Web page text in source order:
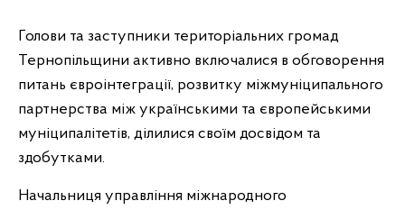
Голови та заступники територіальних громад
Тернопільщини активно включалися в обговорення
питань євроінтеграції, розвитку міжмуніципального
партнерства між українськими та європейськими
муніципалітетів, ділилися своїм досвідом та
здобутками.
Начальниця управління міжнародного